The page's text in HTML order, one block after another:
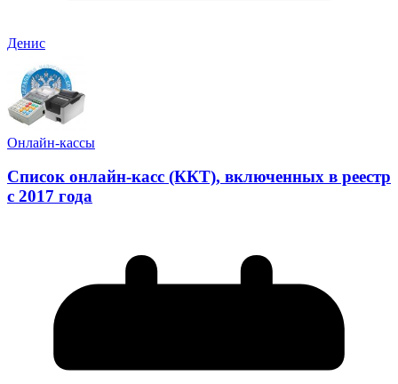
Денис
Онлайн-кассы
Список онлайн-касс (ККТ), включенных в реестр
с 2017 года